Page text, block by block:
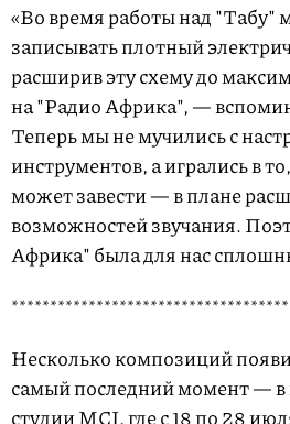
«Во время работы над "Табу"
записывать плотный
расширив эту схему до
на "Радио Африка", —
Теперь мы не мучились с
инструментов, а игрались в
может завести — в плане
возможностей звучания.
Африка" была для нас
Несколько композиций
самый последний момент —
студии MCI, где с 18 по 28